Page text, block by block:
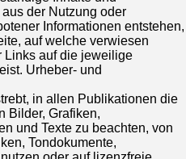
der Nutzung oder
Informationen entstehen,
auf welche verwiesen
Links auf die jeweilige
Urheber- und
in allen Publikationen die
Bilder, Grafiken,
und Texte zu beachten, von
Tondokumente,